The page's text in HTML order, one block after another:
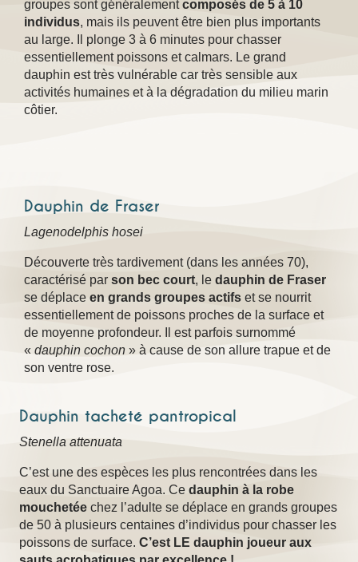
groupes sont généralementcomposés de 5 à 10
individus, mais ils peuvent être bien plus importants
au large. Il plonge 3 à 6 minutes pour chasser
essentiellement poissons et calmars. Le grand
dauphin est très vulnérable car très sensible aux
activités humaines et à la dégradation du milieu marin
côtier.
Dauphin de Fraser
Lagenodelphis hosei
Découverte très tardivement (dans les années 70),
caractérisé par son bec court, le dauphin de Fraser
se déplace en grands groupes actifs et se nourrit
essentiellement de poissons proches de la surface et
de moyenne profondeur. Il est parfois surnommé
« dauphin cochon » à cause de son allure trapue et de
son ventre rose.
Dauphin tacheté pantropical
Stenella attenuata
C’est une des espèces les plus rencontrées dans les
eaux du Sanctuaire Agoa. Ce dauphin à la robe
mouchetée chez l’adulte se déplace en grands groupes
de 50 à plusieurs centaines d’individus pour chasser les
poissons de surface. C’est LE dauphin joueur aux